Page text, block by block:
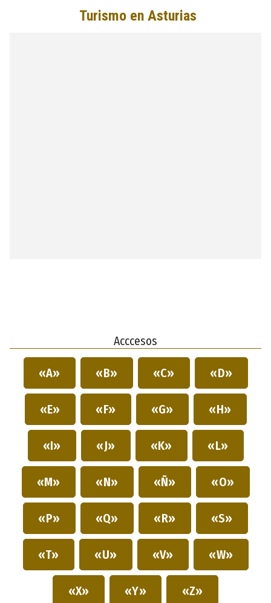
Acccesos
«A» «B» «C» «D»
«E» «F» «G» «H»
«I» «J» «K» «L»
«M» «N» «Ñ» «O»
«P» «Q» «R» «S»
«T» «U» «V» «W»
«X» «Y» «Z»